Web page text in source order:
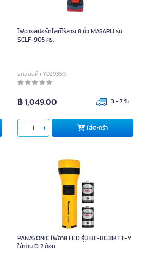
ไฟฉายสปอร์ตไลท์ไร้สาย 8 นิ้ว MASARU รุ่น
SCLF-905 คร.
รหัสสินค้า YD29350
฿ 1,049.00 3 - 7 วัน
ใส่ตะกร้า
PANASONIC ไฟฉาย LED รุ่น BF-BG31KTT-Y
ใช้ถ่าน D 2 ก้อน